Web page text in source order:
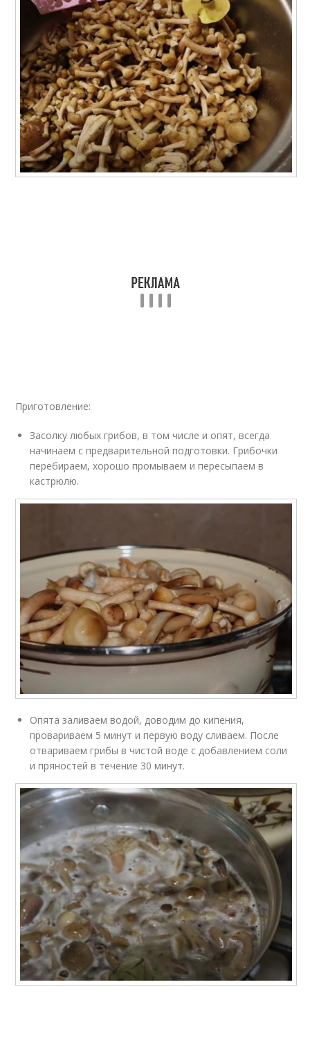
Приготовление:
Засолку любых грибов, в том числе и опят, всегда
начинаем с предварительной подготовки. Грибочки
перебираем, хорошо промываем и пересыпаем в
кастрюлю.
Опята заливаем водой, доводим до кипения,
провариваем 5 минут и первую воду сливаем. После
отвариваем грибы в чистой воде с добавлением соли
и пряностей в течение 30 минут.